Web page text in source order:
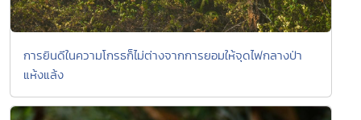
การยินดีในความโกรธก็ไม่ต่างจากการยอมให้จุดไฟกลางป่า
แห้งแล้ง